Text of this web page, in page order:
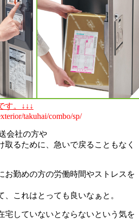
す。↓↓↓
takuhai/combo/sp/
会社の方や
取るために、急いで戻ることもなく
お勤めの方の労働時間やストレスを
、これはとっても良いなぁと。
宅していないとならないという気を